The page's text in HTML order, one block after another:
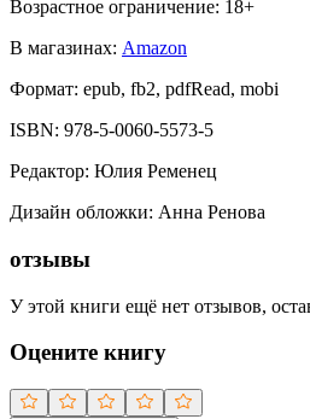
Возрастное ограничение: 18+
В магазинах: Amazon
Формат: epub, fb2, pdfRead, mobi
ISBN: 978-5-0060-5573-5
Редактор: Юлия Ременец
Дизайн обложки: Анна Ренова
отзывы
У этой книги ещё нет отзывов,
Оцените книгу